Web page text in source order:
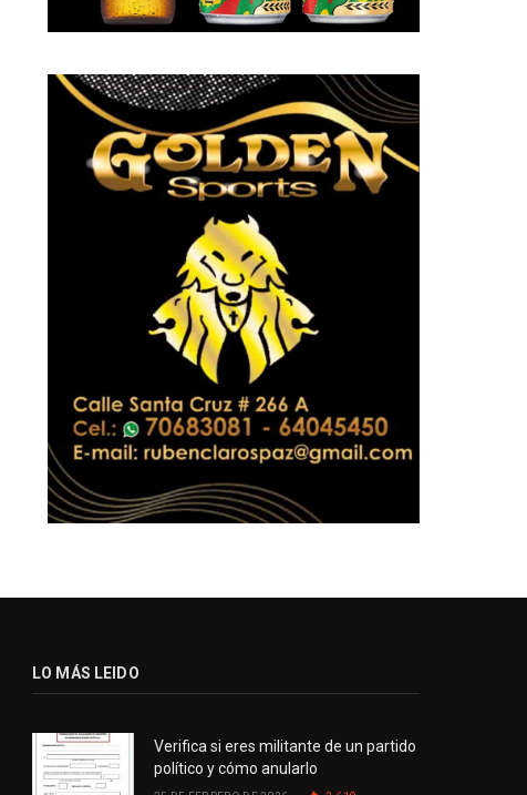
LO MÁS LEIDO
Verifica si eres militante de un partido
político y cómo anularlo